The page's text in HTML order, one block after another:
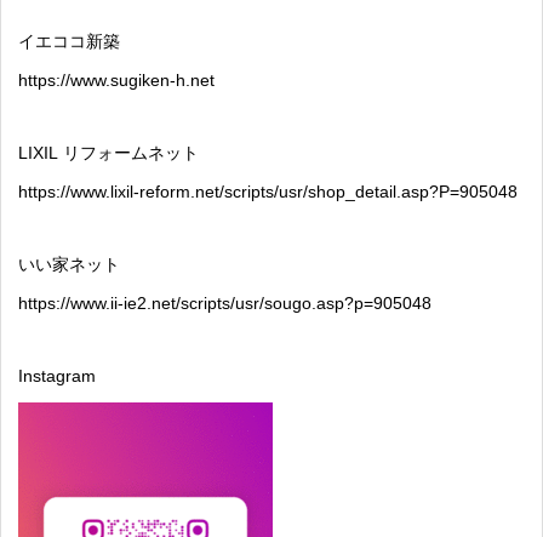
イエココ新築
https://www.sugiken-h.net
LIXIL
リフォームネット
https://www.lixil-reform.net/scripts/usr/shop_detail.asp?P=905048
いい家ネット
https://www.ii-ie2.net/scripts/usr/sougo.asp?p=905048
Instagram